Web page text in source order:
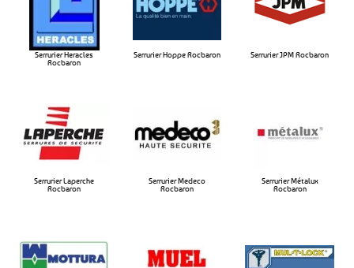
Serrurier Heracles
Rocbaron​
Serrurier Hoppe Rocbaron​ Serrurier JPM Rocbaron​
Serrurier Laperche
Rocbaron​
Serrurier Medeco
Rocbaron​
Serrurier Métalux
Rocbaron​